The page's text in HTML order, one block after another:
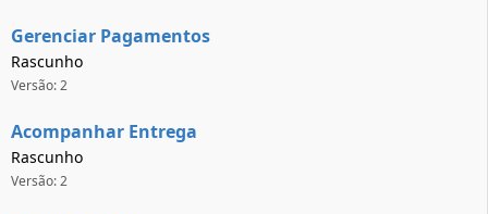
Gerenciar Pagamentos
Rascunho
Versão: 2
Acompanhar Entrega
Rascunho
Versão: 2